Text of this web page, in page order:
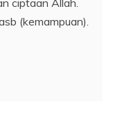
(kemampuan).